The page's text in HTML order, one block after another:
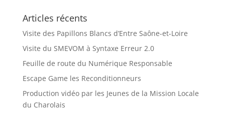
Articles récents
Visite des Papillons Blancs d’Entre Saône-et-Loire
Visite du SMEVOM à Syntaxe Erreur 2.0
Feuille de route du Numérique Responsable
Escape Game les Reconditionneurs
Production vidéo par les Jeunes de la Mission Locale
du Charolais